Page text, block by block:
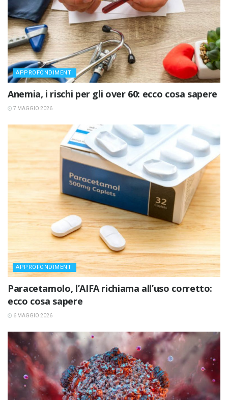
APPROFONDIMENTI
Anemia, i rischi per gli over 60: ecco cosa sapere
7 MAGGIO 2026
APPROFONDIMENTI
Paracetamolo, l’AIFA richiama all’uso corretto:
ecco cosa sapere
6 MAGGIO 2026